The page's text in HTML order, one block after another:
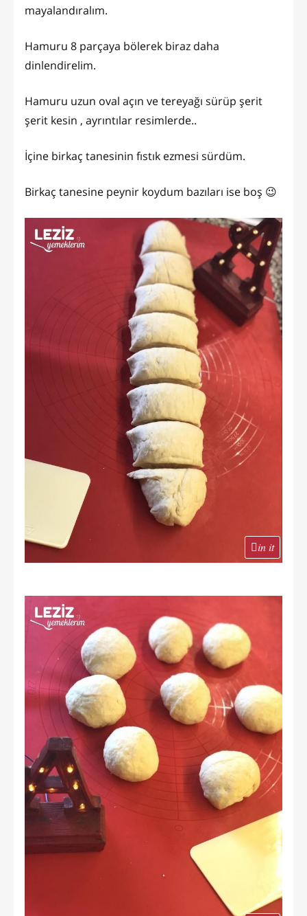
mayalandıralım.
Hamuru 8 parçaya bölerek biraz daha
dinlendirelim.
Hamuru uzun oval açın ve tereyağı sürüp şerit
şerit kesin , ayrıntılar resimlerde..
İçine birkaç tanesinin fıstık ezmesi sürdüm.
Birkaç tanesine peynir koydum bazıları ise boş 😉
in it